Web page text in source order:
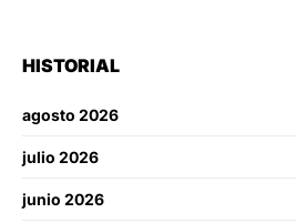
HISTORIAL
agosto 2026
julio 2026
junio 2026